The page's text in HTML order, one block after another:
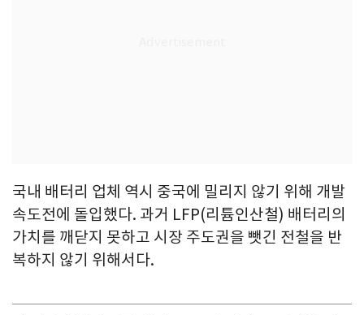
국내 배터리 업체 역시 중국에 밀리지 않기 위해 개발
속도전에 돌입했다. 과거 LFP(리튬인산철) 배터리의
가치를 깨닫지 못하고 시장 주도권을 뺏긴 전철을 반
복하지 않기 위해서다.